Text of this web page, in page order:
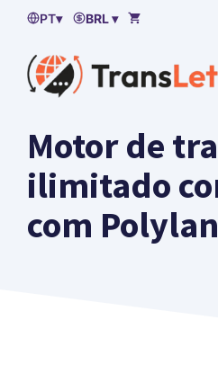
Saltar
conteúdo
PT▾ BRL ▾
Motor de
ilimitado
com